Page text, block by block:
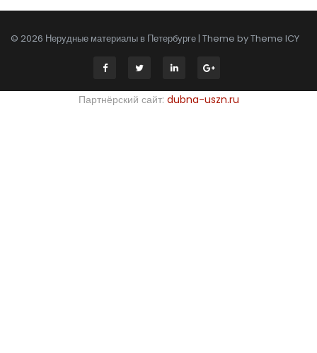
© 2026 Нерудные материалы в Петербурге | Theme byTheme ICY
Партнёрский сайт: dubna-uszn.ru